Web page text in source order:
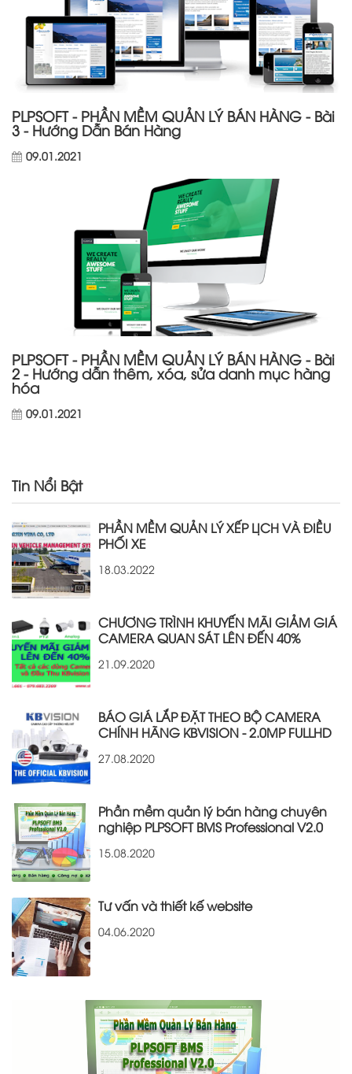
PLPSOFT - PHẦN MỀM QUẢN LÝ BÁN HÀNG - Bài
3 - Hướng Dẫn Bán Hàng
09.01.2021
PLPSOFT - PHẦN MỀM QUẢN LÝ BÁN HÀNG - Bài
2 - Hướng dẫn thêm, xóa, sửa danh mục hàng
hóa
09.01.2021
Tin Nổi Bật
PHẦN MỀM QUẢN LÝ XẾP LỊCH VÀ ĐIỀU
PHỐI XE
18.03.2022
CHƯƠNG TRÌNH KHUYẾN MÃI GIẢM GIÁ
CAMERA QUAN SÁT LÊN ĐẾN 40%
21.09.2020
BÁO GIÁ LẮP ĐẶT THEO BỘ CAMERA
CHÍNH HÃNG KBVISION - 2.0MP FULLHD
27.08.2020
Phần mềm quản lý bán hàng chuyên
nghiệp PLPSOFT BMS Professional V2.0
15.08.2020
Tư vấn và thiết kế website
04.06.2020